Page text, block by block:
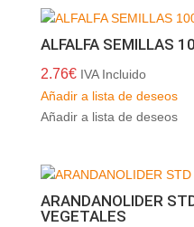
ALFALFA SEMILLAS
2.76€ IVA Incluido
Añadir a lista de deseos
Añadir a lista de deseos
ARANDANOLIDER
VEGETALES